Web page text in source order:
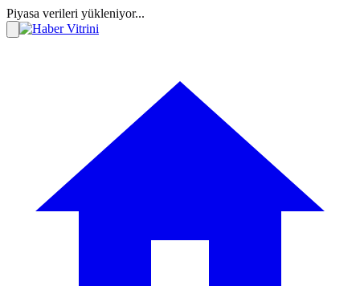
Piyasa verileri yükleniyor...